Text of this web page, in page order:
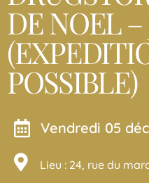
DE NOEL –
POSSIBLE)
vendredi 05
Lieu : 24, rue du